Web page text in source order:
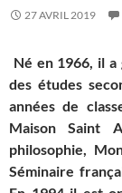
27 AVRIL 2019
Né en 1966, il
des études
années de
Maison Saint
philosophie,
Séminaire